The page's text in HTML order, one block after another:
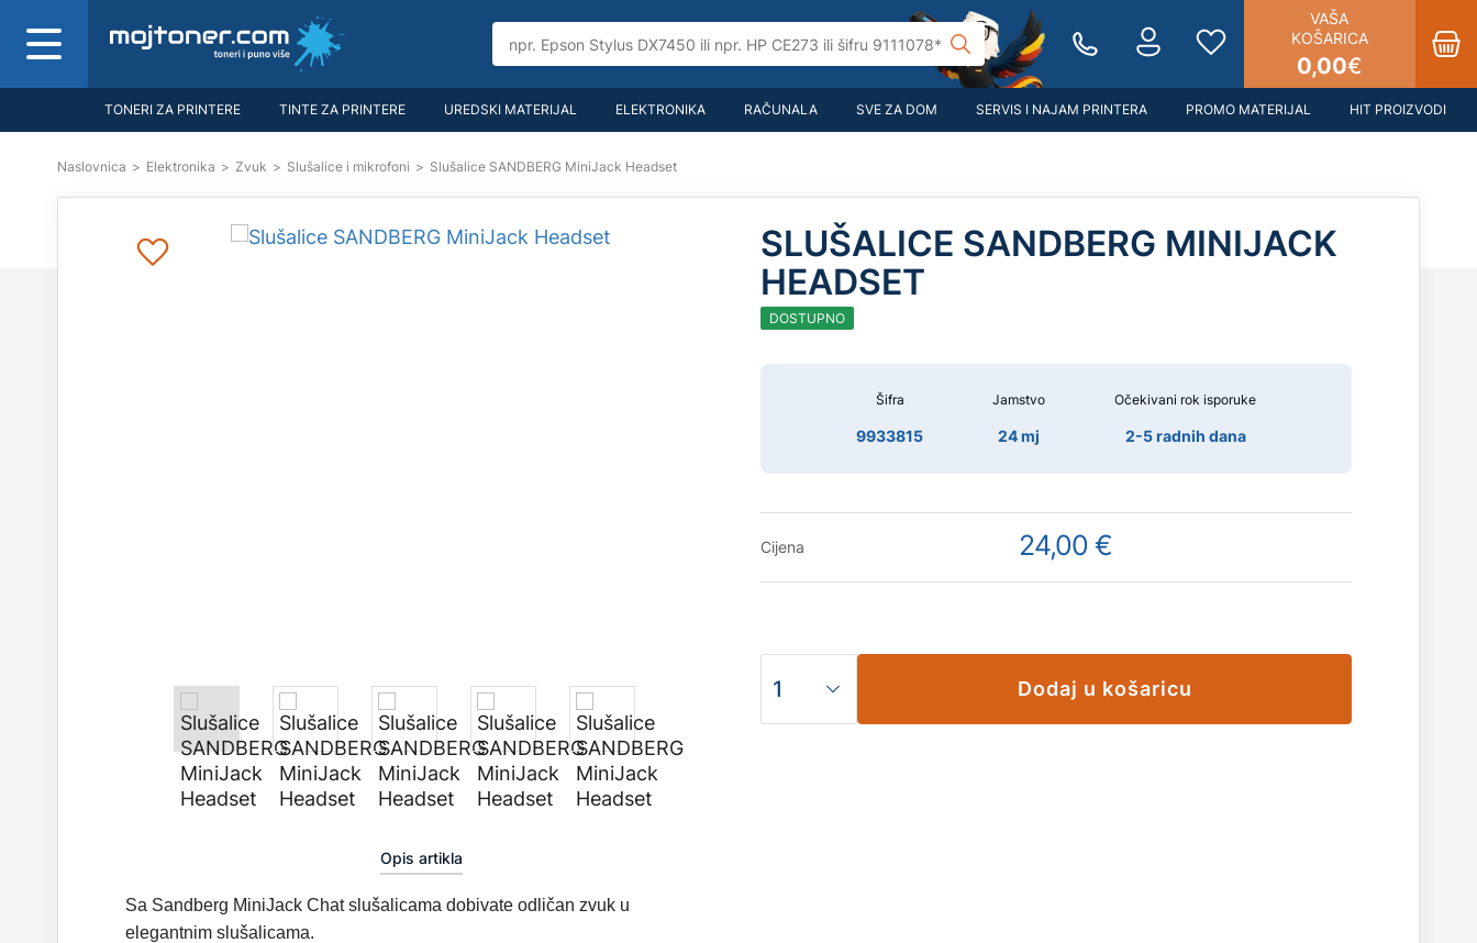
VAŠA
KOŠARICA
0,00€
TONERI ZA PRINTERE TINTE ZA PRINTERE UREDSKI MATERIJAL ELEKTRONIKA RAČUNALA SVE ZA DOM SERVIS I NAJAM PRINTERA PROMO MATERIJAL HIT PROIZVODI
Naslovnica > Elektronika > Zvuk > Slušalice i mikrofoni > Slušalice SANDBERG MiniJack Headset
Opis artikla
Sa Sandberg MiniJack Chat slušalicama dobivate odličan zvuk u
elegantnim slušalicama.
SLUŠALICE SANDBERG MINIJACK
HEADSET
DOSTUPNO
Šifra
9933815
Jamstvo
24 mj
Očekivani rok isporuke
2-5 radnih dana
Cijena 24,00 €
Dodaj u košaricu